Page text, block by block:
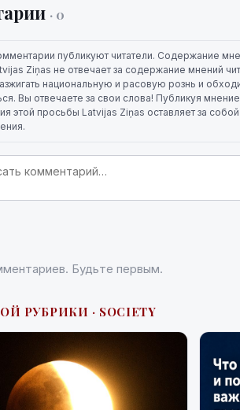
· 0
публикуют читатели. Содержание
Ziņas не отвечает за содержание мнений
национальную и расовую рознь и
Вы отвечаете за свои слова! Публикуя
этой просьбы Latvijas Ziņas оставляет за
Будьте первым.
РУБРИКИ · SOCIETY